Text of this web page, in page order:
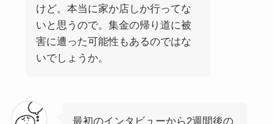
けど。本当に家か店しか行ってな
いと思うので。集金の帰り道に被
害に遭った可能性もあるのではな
いでしょうか。
最初のインタビューから2週間後の